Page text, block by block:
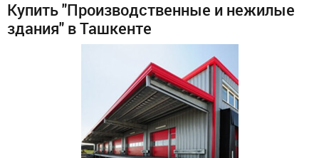
Купить "Производственные и нежилые
здания" в Ташкенте